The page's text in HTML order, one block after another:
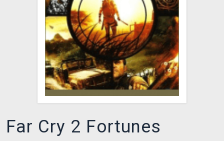
XZONE KLUB
TCG & BOARDGAME HUB
VÝKUP HER (BAZAR)
Far Cry 2 Fortunes